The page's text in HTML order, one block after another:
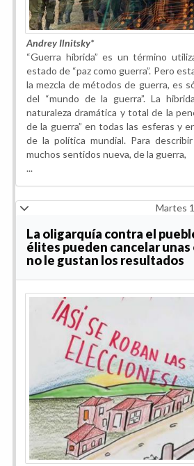
Andrey Ilnitsky*
“Guerra híbrida” es un término
estado de “paz como guerra”. Pero
la mezcla de métodos de guerra, es
del “mundo de la guerra”. La
naturaleza dramática y total de la
de la guerra” en todas las esferas y
de la política mundial. Para
muchos sentidos nueva, de la guerra,
...
Martes
La oligarquía contra el
élites pueden cancelar unas
no le gustan los resultados